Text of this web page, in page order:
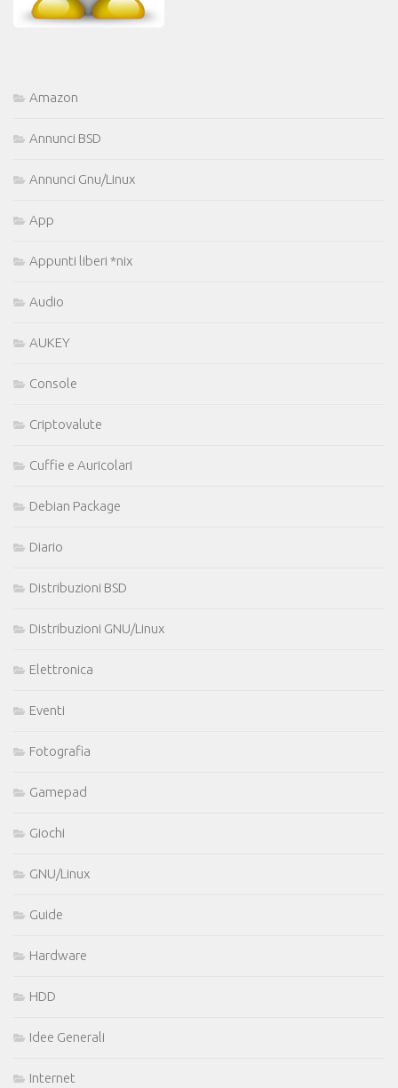
Amazon
Annunci BSD
Annunci Gnu/Linux
App
Appunti liberi *nix
Audio
AUKEY
Console
Criptovalute
Cuffie e Auricolari
Debian Package
Diario
Distribuzioni BSD
Distribuzioni GNU/Linux
Elettronica
Eventi
Fotografia
Gamepad
Giochi
GNU/Linux
Guide
Hardware
HDD
Idee Generali
Internet